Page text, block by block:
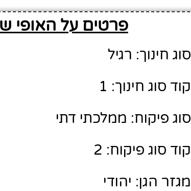
פרטים על האופי
סוג חינוך: רגיל
קוד סוג חינוך: 1
סוג פיקוח: ממלכתי דתי
קוד סוג פיקוח: 2
מגזר הגן: יהודי